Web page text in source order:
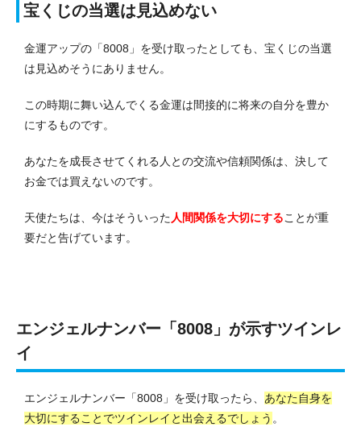
宝くじの当選は見込めない
金運アップの「8008」を受け取ったとしても、宝くじの当選
は見込めそうにありません。
この時期に舞い込んでくる金運は間接的に将来の自分を豊か
にするものです。
あなたを成長させてくれる人との交流や信頼関係は、決して
お金では買えないのです。
天使たちは、今はそういった 人間関係を大切にすることが重
要だと告げています。
エンジェルナンバー「8008」が示すツインレ
イ
エンジェルナンバー「8008」を受け取ったら、 あなた自身を
大切にすることでツインレイと出会えるでしょう 。